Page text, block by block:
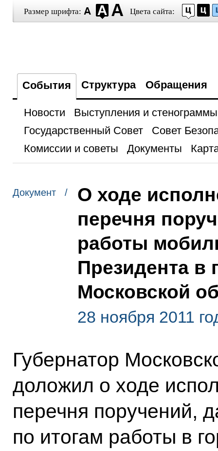
Размер шрифта: Цвета сайта:
События Структура Обращения
Новости
Выступления и стенограммы
Государственный Совет
Совет
Комиссии и советы
Документы
Документ /
О ходе
перечня
работы
Президента в
Московской
28 ноября 2011
Губернатор
доложил о ходе
перечня поручений,
по итогам работы в